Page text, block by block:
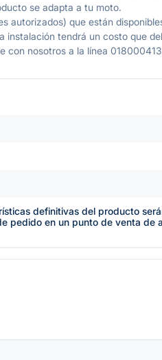
se adapta a tu moto.
que están
tendrá un costo que
nosotros a la línea
definitivas del producto
pedido en un punto de venta de